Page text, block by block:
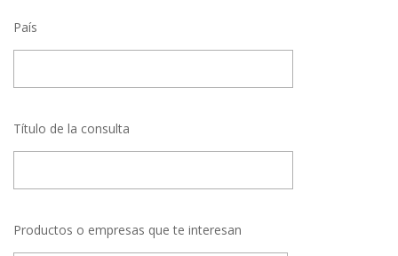
País
Título de la consulta
Productos o empresas que te interesan